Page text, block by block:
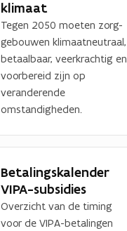
klimaat
Tegen 2050 moeten zorg-
gebouwen klimaatneutraal,
betaalbaar, veerkrachtig en
voorbereid zijn op
veranderende
omstandigheden.
Betalingskalender
VIPA-subsidies
Overzicht van de timing
voor de VIPA-betalingen